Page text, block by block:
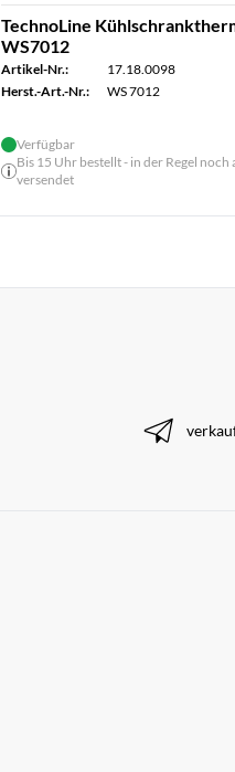
TechnoLine
WS7012
Artikel-Nr.:
17.18.0098
Herst.-Art.-Nr.:
WS 7012
Verfügbar
Bis 15 Uhr bestellt - in der Regel noch
versendet